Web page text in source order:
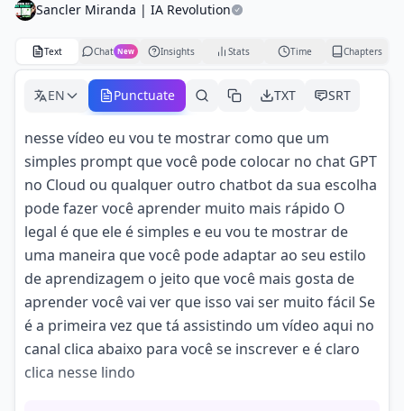
Sancler Miranda | IA Revolution
Text Chat New Insights Stats Time Chapters
EN Punctuate TXT SRT
nesse vídeo eu vou te mostrar como que um
simples prompt que você pode colocar no chat GPT
no Cloud ou qualquer outro chatbot da sua escolha
pode fazer você aprender muito mais rápido O
legal é que ele é simples e eu vou te mostrar de
uma maneira que você pode adaptar ao seu estilo
de aprendizagem o jeito que você mais gosta de
aprender você vai ver que isso vai ser muito fácil Se
é a primeira vez que tá assistindo um vídeo aqui no
canal clica abaixo para você se inscrever e é claro
clica nesse lindo